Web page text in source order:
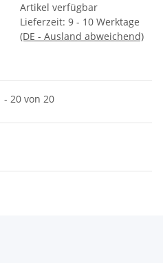
Artikel verfügbar
Lieferzeit: 9 - 10 Werktage
(DE - Ausland abweichend)
- 20 von 20